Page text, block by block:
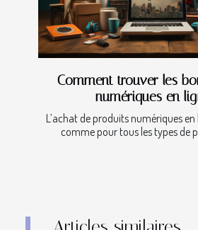
Comment trouver les
numériques en
L’achat de produits numériques en
comme pour tous les types de